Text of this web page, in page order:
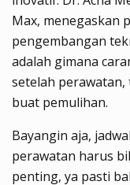
Max, menegaskan
pengembangan
adalah gimana
setelah
buat pemulihan.
Bayangin aja,
perawatan harus
penting, ya pasti